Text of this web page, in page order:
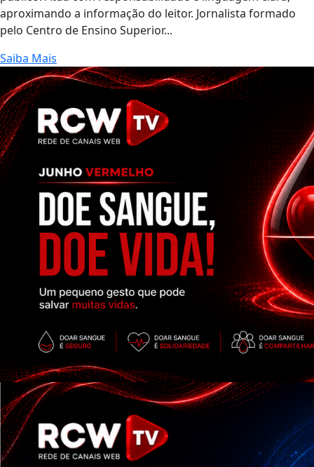
aproximando a informação do leitor. Jornalista formado
pelo Centro de Ensino Superior...
Saiba Mais